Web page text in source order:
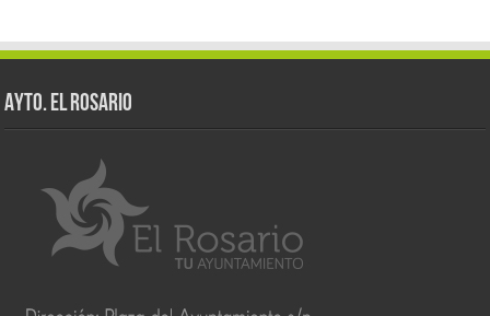
AYTO. EL ROSARIO